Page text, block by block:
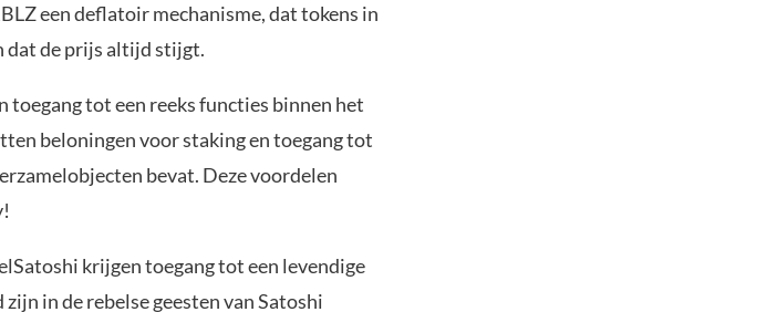
een deflatoir mechanisme, dat tokens in
dat de prijs altijd stijgt.
toegang tot een reeks functies binnen het
beloningen voor staking en toegang tot
bevat. Deze voordelen
krijgen toegang tot een levendige
in de rebelse geesten van Satoshi